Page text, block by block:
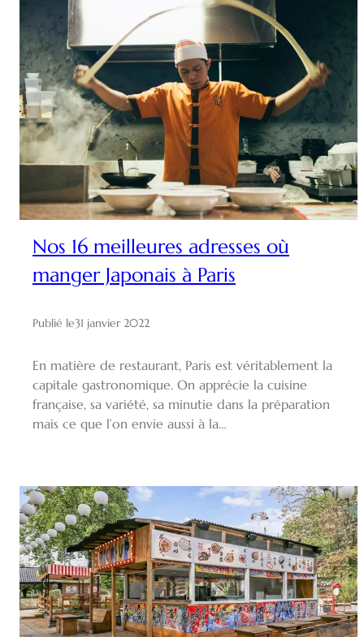
Nos 16 meilleures adresses où
manger Japonais à Paris
Publié le31 janvier 2022
En matière de restaurant, Paris est véritablement la
capitale gastronomique. On apprécie la cuisine
française, sa variété, sa minutie dans la préparation
mais ce que l’on envie aussi à la…